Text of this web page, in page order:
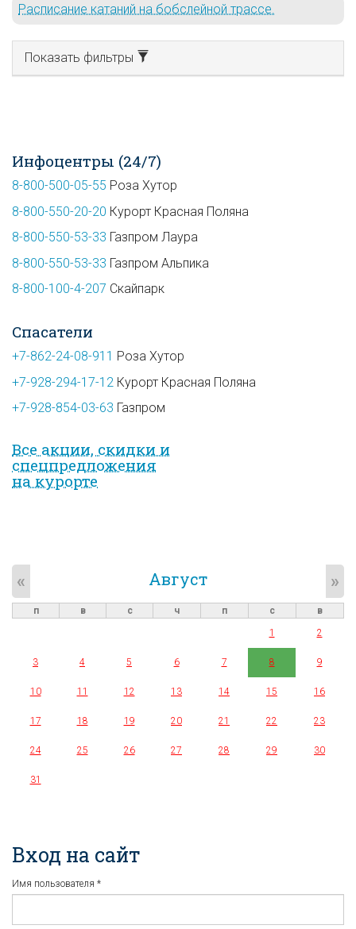
Расписание катаний на бобслейной трассе.
Показать фильтры
Инфоцентры (24/7)
8-800-500-05-55 Роза Хутор
8-800-550-20-20 Курорт Красная Поляна
8-800-550-53-33 Газпром Лаура
8-800-550-53-33 Газпром Альпика
8-800-100-4-207 Скайпарк
Спасатели
+7-862-24-08-911 Роза Хутор
+7-928-294-17-12 Курорт Красная Поляна
+7-928-854-03-63 Газпром
Все акции, скидки и
спец­предложе­ния
на курорте
Август
« »
п в с ч п с
в
1
2
3 4 5 6 7 8 9
10 11 12 13 14 15 16
17 18 19 20 21 22 23
24 25 26 27 28 29 30
31
Вход на сайт
Имя пользователя *